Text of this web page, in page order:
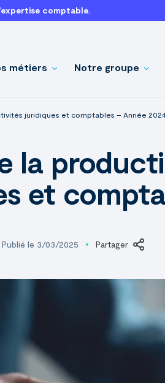
comptable.
métiers Notre groupe
juridiques et comptables – Année
la
et
Publié le 3/03/2025 Partager